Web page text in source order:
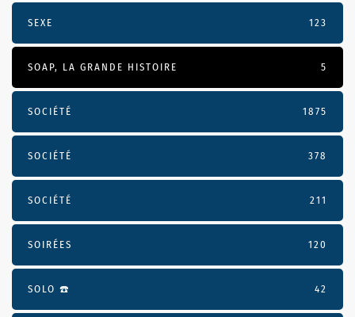
SEXE 123
SOAP, LA GRANDE HISTOIRE 5
SOCIÉTÉ 1875
SOCIÉTÉ 378
SOCIÉTÉ 211
SOIRÉES 120
SOLO ☎️ 42